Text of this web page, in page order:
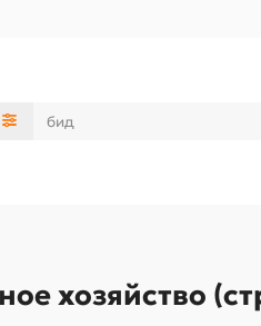
хозяйство